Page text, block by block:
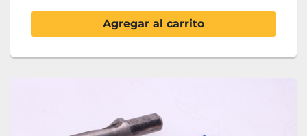
Agregar al carrito